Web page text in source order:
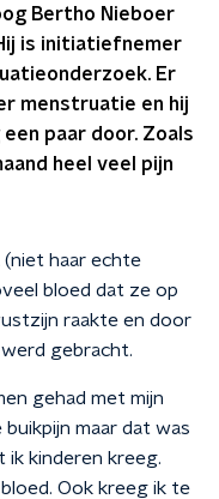
Bertho Nieboer
is initiatiefnemer
Er
menstruatie en hij
paar door. Zoals
heel veel pijn
haar echte
bloed dat ze op
raakte en door
gebracht.
gehad met mijn
maar dat was
ik kinderen kreeg.
Ook kreeg ik te